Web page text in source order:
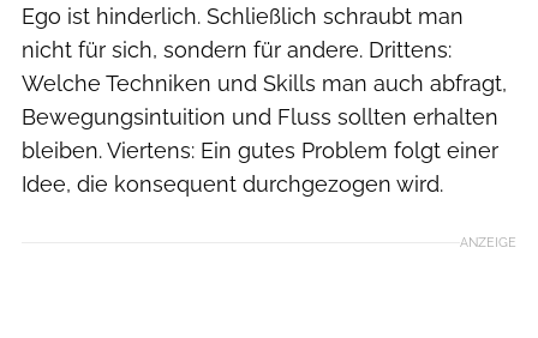
Ego ist hinderlich. Schließlich schraubt man
nicht für sich, sondern für andere. Drittens:
Welche Techniken und Skills man auch abfragt,
Bewegungsintuition und Fluss sollten erhalten
bleiben. Viertens: Ein gutes Problem folgt einer
Idee, die konsequent durchgezogen wird.
ANZEIGE